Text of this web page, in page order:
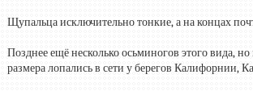
Щупальца исключительно тонкие, а на концах
Позднее ещё несколько осьминогов этого вида,
размера лопались в сети у берегов Калифорнии,